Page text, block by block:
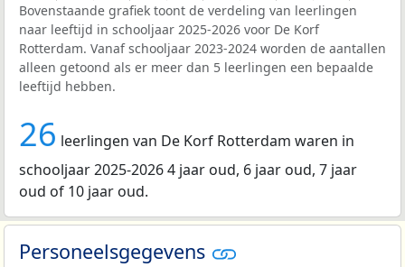
Bovenstaande grafiek toont de verdeling van leerlingen
naar leeftijd in schooljaar 2025-2026 voor De Korf
Rotterdam. Vanaf schooljaar 2023-2024 worden de aantallen
alleen getoond als er meer dan 5 leerlingen een bepaalde
leeftijd hebben.
26 leerlingen van De Korf Rotterdam waren in
schooljaar 2025-2026 4 jaar oud, 6 jaar oud, 7 jaar
oud of 10 jaar oud.
Personeelsgegevens